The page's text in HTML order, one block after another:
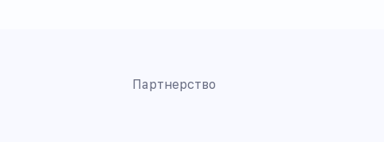
Партнерство